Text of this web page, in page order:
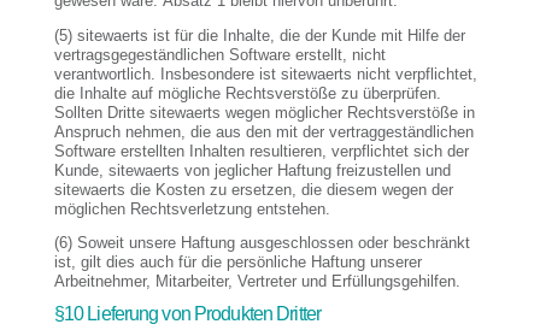
(5) sitewaerts ist für die Inhalte, die der Kunde mit Hilfe der
vertragsgegeständlichen Software erstellt, nicht
verantwortlich. Insbesondere ist sitewaerts nicht verpflichtet,
die Inhalte auf mögliche Rechtsverstöße zu überprüfen.
Sollten Dritte sitewaerts wegen möglicher Rechtsverstöße in
Anspruch nehmen, die aus den mit der vertraggeständlichen
Software erstellten Inhalten resultieren, verpflichtet sich der
Kunde, sitewaerts von jeglicher Haftung freizustellen und
sitewaerts die Kosten zu ersetzen, die diesem wegen der
möglichen Rechtsverletzung entstehen.
(6) Soweit unsere Haftung ausgeschlossen oder beschränkt
ist, gilt dies auch für die persönliche Haftung unserer
Arbeitnehmer, Mitarbeiter, Vertreter und Erfüllungsgehilfen.
§10 Lieferung von Produkten Dritter